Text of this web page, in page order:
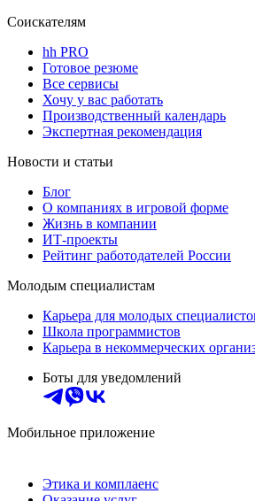
Соискателям
hh PRO
Готовое резюме
Все сервисы
Хочу у вас работать
Производственный календарь
Экспертная рекомендация
Новости и статьи
Блог
О компаниях в игровой форме
Жизнь в компании
ИТ-проекты
Рейтинг работодателей России
Молодым специалистам
Карьера для молодых
Школа программистов
Карьера в некоммерческих
Боты для уведомлений
Мобильное приложение
Этика и комплаенс